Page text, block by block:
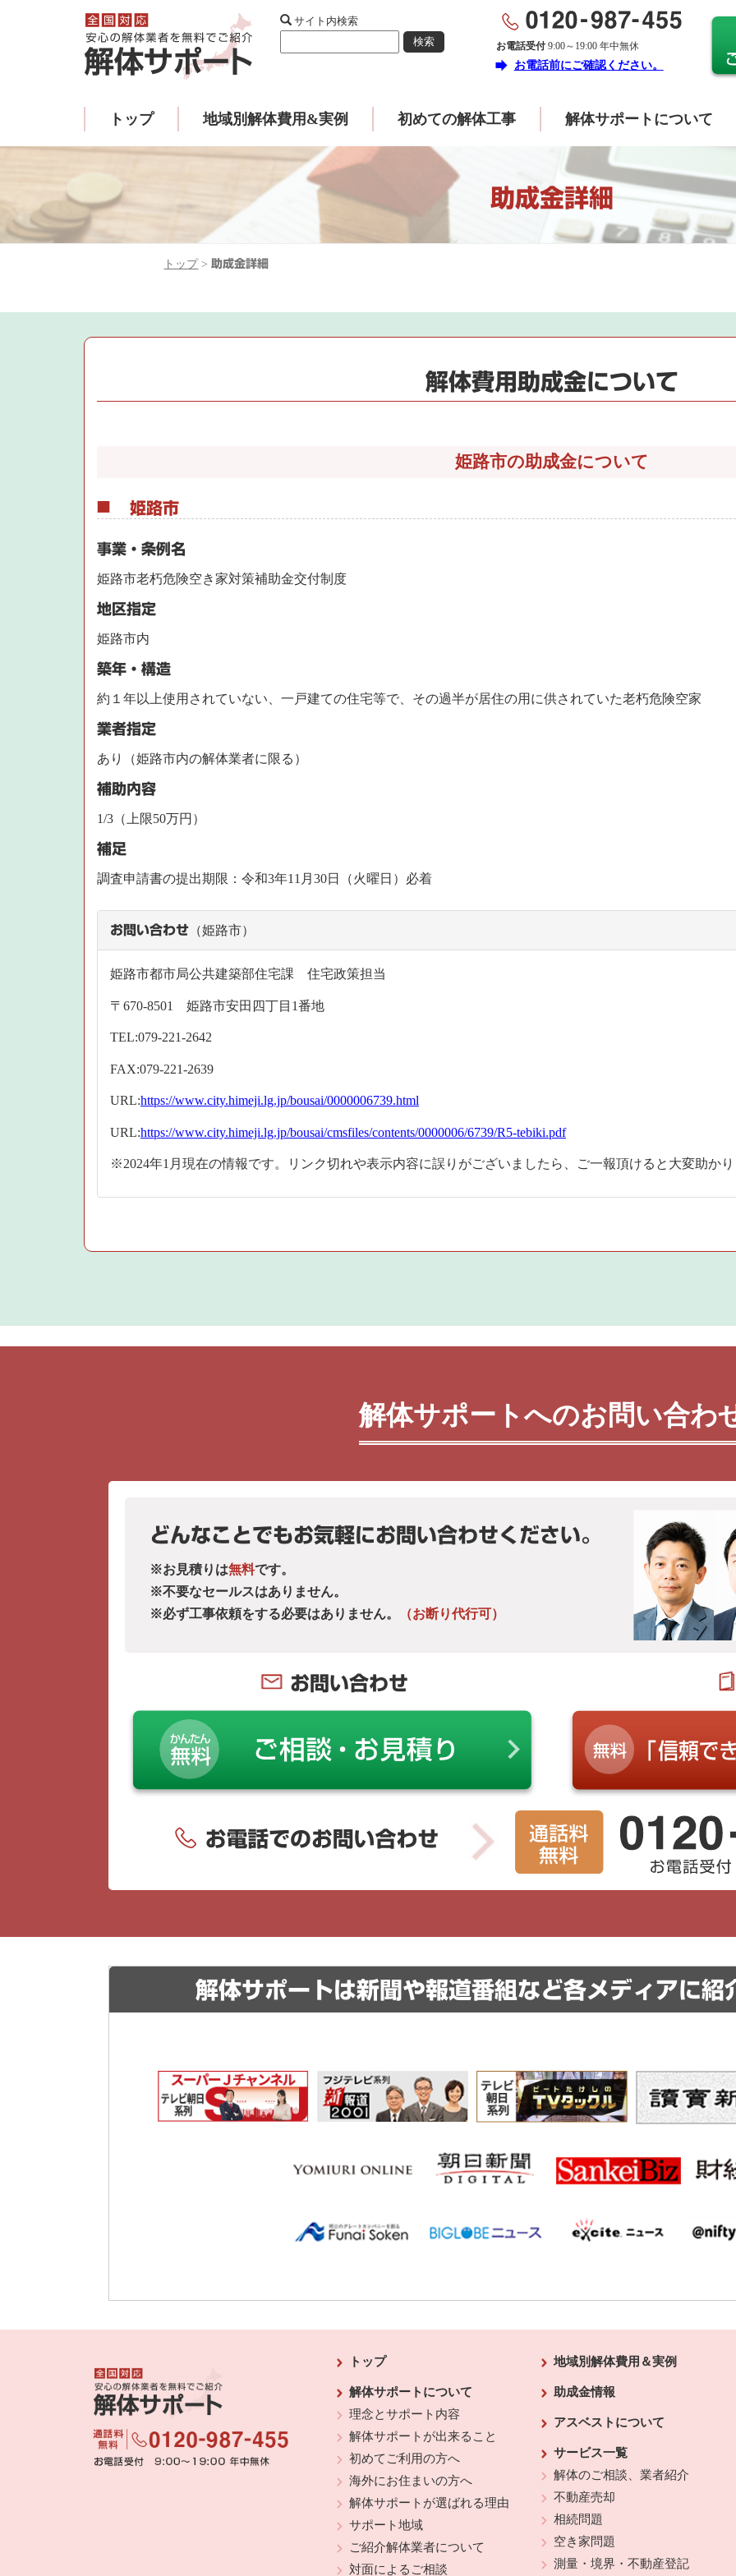
サイト内検索
お電話受付9:00～19:00 年中無休
forward お電話前にご確認ください。
トップ 地域別解体費用&実例 初めての解体工事 解体サポートについて
助成金詳細
トップ >助成金詳細
解体費用助成金について
姫路市の助成金について
姫路市
事業・条例名
姫路市老朽危険空き家対策補助金交付制度
地区指定
姫路市内
築年・構造
約１年以上使用されていない、一戸建ての住宅等で、その過半が居住の用に供されていた老朽危険空家
業者指定
あり（姫路市内の解体業者に限る）
補助内容
1/3（上限50万円）
補足
調査申請書の提出期限：令和3年11月30日（火曜日）必着
お問い合わせ（姫路市）
姫路市都市局公共建築部住宅課 住宅政策担当
〒670-8501 姫路市安田四丁目1番地
TEL:079-221-2642
FAX:079-221-2639
URL:https://www.city.himeji.lg.jp/bousai/0000006739.html
URL:https://www.city.himeji.lg.jp/bousai/cmsfiles/contents/0000006/6739/R5-tebiki.pdf
※2024年1月現在の情報です。リンク切れや表示内容に誤りがございましたら、ご一報頂けると大変助か
解体サポートへのお問い合わ
どんなことでもお気軽にお問い合わせください。
※お見積りは無料です。
※不要なセールスはありません。
※必ず工事依頼をする必要はありません。
（お断り代行可）
お問い合わせ
解体サポートは新聞や報道番組など各メディアに紹
トップ
解体サポートについて
理念とサポート内容
解体サポートが出来ること
初めてご利用の方へ
海外にお住まいの方へ
解体サポートが選ばれる理由
サポート地域
ご紹介解体業者について
対面によるご相談
地域別解体費用＆実例
助成金情報
アスベストについて
サービス一覧
解体のご相談、業者紹介
不動産売却
相続問題
空き家問題
測量・境界・不動産登記